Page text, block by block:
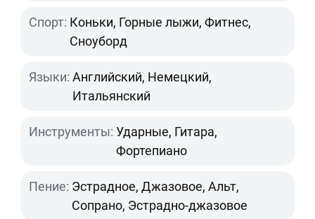
Спорт: Коньки, Горные лыжи, Фитнес,
Сноуборд
Языки: Английский, Немецкий,
Итальянский
Инструменты: Ударные, Гитара,
Фортепиано
Пение: Эстрадное, Джазовое, Альт,
Сопрано, Эстрадно-джазовое